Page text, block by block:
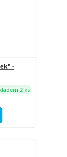
-
2 ks